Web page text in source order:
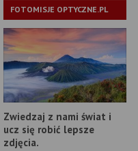
FOTOMISJE OPTYCZNE.PL
Zwiedzaj z nami świat i
ucz się robić lepsze
zdjęcia.